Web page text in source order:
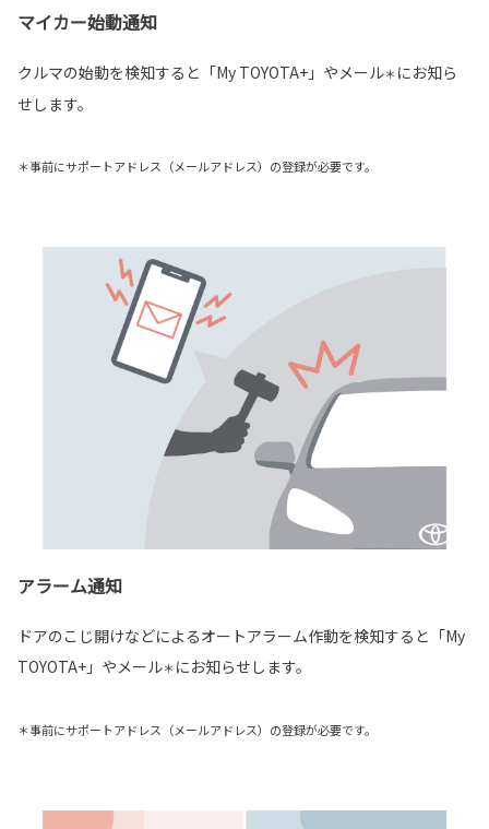
マイカー始動通知
クルマの始動を検知すると「My TOYOTA+」やメール＊ にお知ら
せします。
＊事前にサポートアドレス（メールアドレス）の登録が必要です。
アラーム通知
ドアのこじ開けなどによるオートアラーム作動を検知すると「My
TOYOTA+」やメール＊ にお知らせします。
＊事前にサポートアドレス（メールアドレス）の登録が必要です。